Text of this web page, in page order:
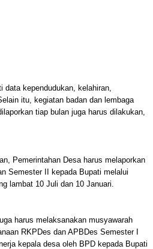
data kependudukan, kelahiran,
itu, kegiatan badan dan lembaga
tiap bulan juga harus dilakukan,
Pemerintahan Desa harus melaporkan
Semester II kepada Bupati melalui
lambat 10 Juli dan 10 Januari.
harus melaksanakan musyawarah
RKPDes dan APBDes Semester I
kepala desa oleh BPD kepada Bupati